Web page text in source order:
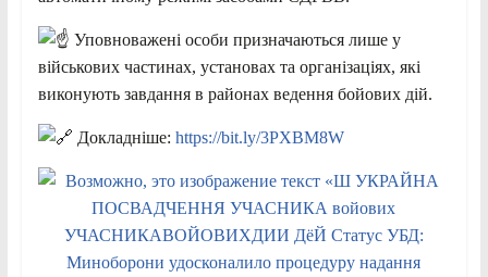
Уповноважені особи призначаються лише у
військових частинах, установах та організаціях, які
виконують завдання в районах ведення бойових дій.
Докладніше: https://bit.ly/3PXBM8W